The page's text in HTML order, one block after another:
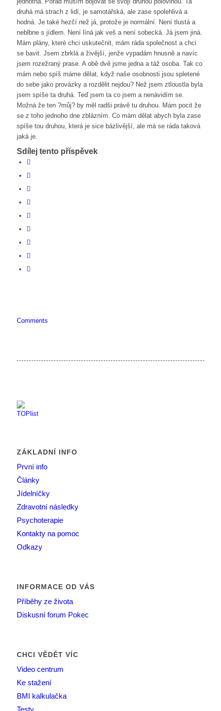
druhá má strach z lidí, je samotářská, ale zase spolehlivá a
hodná. Je také hezčí než já, protože je normální. Není tlustá a
neblbne s jídlem. Není líná jak veš a není sobecká. Já jsem jiná.
Mám plány, které chci uskutečnit, mám ráda společnost a chci
se bavit. Jsem zbrklá a živější, jenže vypadám hnusně a navíc
jsem rozežraný prase. A obě dvě jsme jedna a táž osoba. Tak co
mám nebo spíš máme dělat, když naše osobnosti jsou spletené
do sebe jako provázky a rozdělit nejdou? Než jsem ztloustla byla
jsem spíše ta druhá. Teď jsem ta co jsem a nenávidím se.
Možná že ten ?můj? by měl radši právě tu druhou. Mám pocit že
se z toho jednoho dne zblázním. Co mám dělat abych byla zase
spíše tou druhou, která je sice bázlivější, ale má se ráda taková
jaká je.
Sdílej tento příspěvek
Comments
ZÁKLADNÍ INFO
První info
Články
Jídelníčky
Zdravotní následky
Psychoterapie
Kontakty na pomoc
Odkazy
INFORMACE OD VÁS
Příběhy ze života
Diskusní forum Pokec
CHCI VĚDĚT VÍC
Video centrum
Ke stažení
BMI kalkulačka
Testy